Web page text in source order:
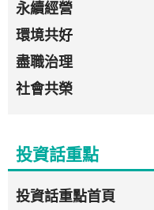
永續經營
環境共好
盡職治理
社會共榮
投資話重點
投資話重點首頁